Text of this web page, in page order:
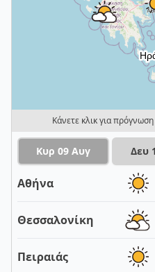
Κάνετε κλικ για πρόγνωση
Κυρ 09 Αυγ Δευ
Αθήνα
Θεσσαλονίκη
Πειραιάς